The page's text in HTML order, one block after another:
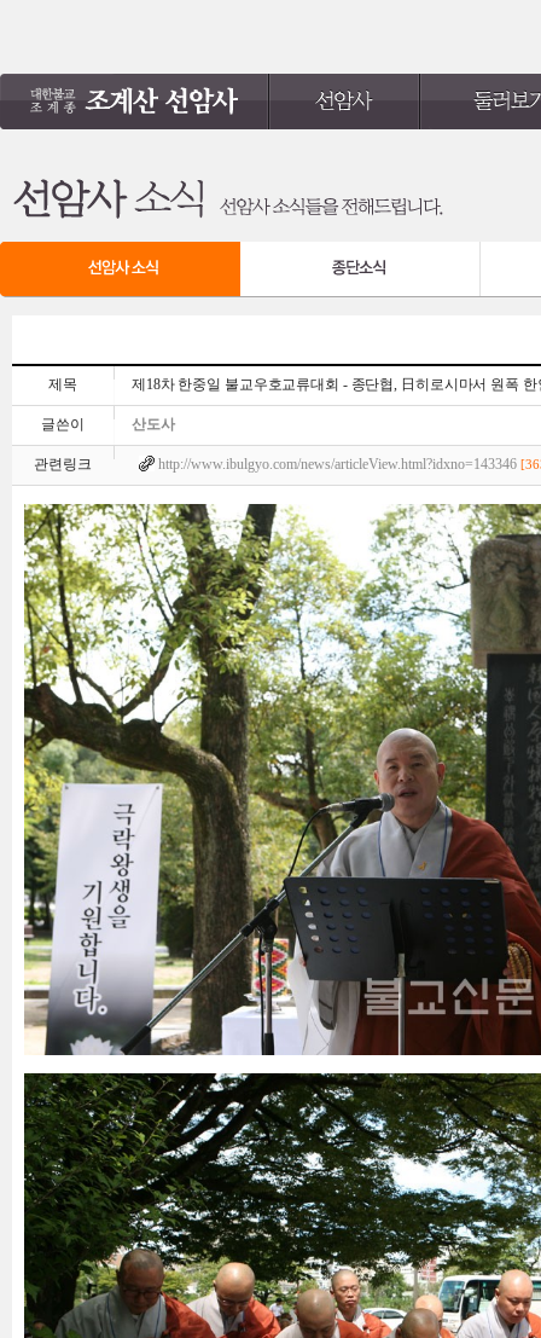
제목 제18차 한중일 불교우호교류대회 - 종단협, 日히로시마서 원폭
글쓴이 산도사
관련링크 http://www.ibulgyo.com/news/articleView.html?idxno=143346